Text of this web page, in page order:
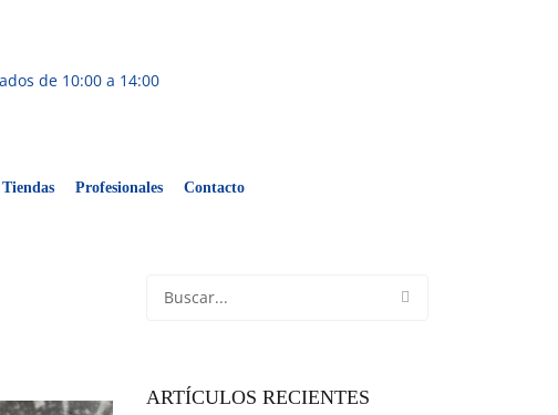
de 10:00 a 14:00
Tiendas Profesionales Contacto
ARTÍCULOS RECIENTES